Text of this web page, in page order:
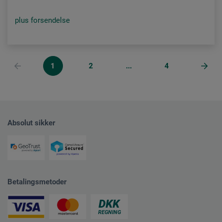
plus forsendelse
1 2 ... 4
Absolut sikker
Betalingsmetoder